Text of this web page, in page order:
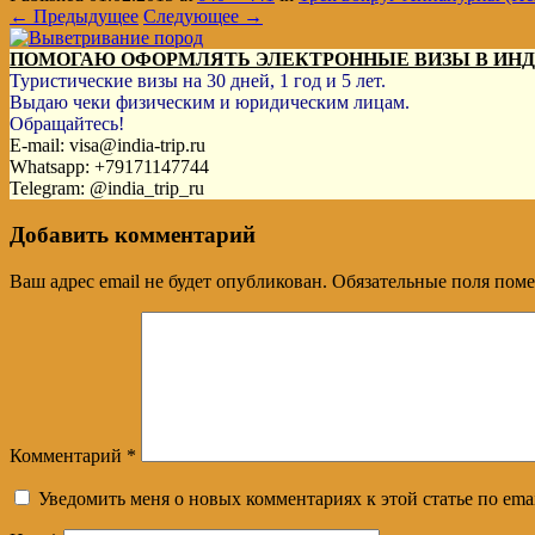
← Предыдущее Следующее →
ПОМОГАЮ ОФОРМЛЯТЬ ЭЛЕКТРОННЫЕ ВИЗЫ В
Туристические визы на 30 дней, 1 год и 5 лет.
Выдаю чеки физическим и юридическим лицам.
Обращайтесь!
E-mail: visa@india-trip.ru
Whatsapp: +79171147744
Telegram: @india_trip_ru
Добавить комментарий
Ваш адрес email не будет опубликован. Обязательные поля
Комментарий *
Уведомить меня о новых комментариях к этой статье по